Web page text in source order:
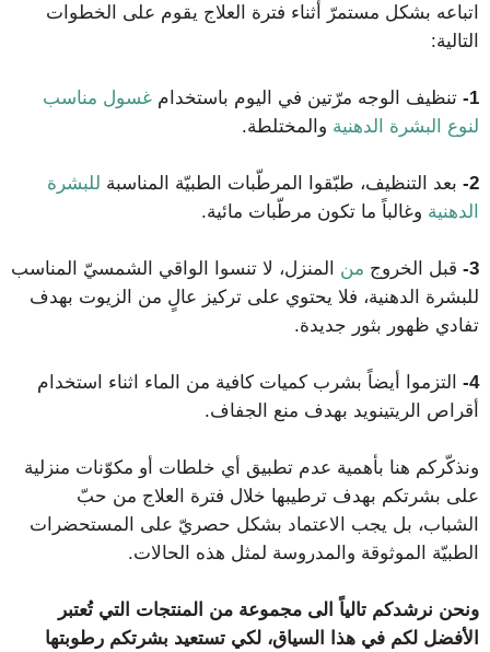
اتباعه بشكل مستمرّ أثناء فترة العلاج يقوم على الخطوات
التالية:
1- تنظيف الوجه مرّتين في اليوم باستخدام غسول مناسب
لنوع البشرة الدهنية والمختلطة.
2- بعد التنظيف، طبّقوا المرطّبات الطبيّة المناسبة للبشرة
الدهنية وغالباً ما تكون مرطّبات مائية.
3- قبل الخروج من المنزل، لا تنسوا الواقي الشمسيّ المناسب
للبشرة الدهنية، فلا يحتوي على تركيز عالٍ من الزيوت بهدف
تفادي ظهور بثور جديدة.
4-
التزموا أيضاً بشرب كميات كافية من الماء اثناء استخدام
أقراص الريتينويد بهدف منع الجفاف.
ونذكّركم هنا بأهمية عدم تطبيق أي خلطات أو مكوّنات منزلية
على بشرتكم بهدف ترطيبها خلال فترة العلاج من حبّ
الشباب، بل يجب الاعتماد بشكل حصريّ على المستحضرات
الطبيّة الموثوقة والمدروسة لمثل هذه الحالات.
ونحن نرشدكم تالياً الى مجموعة من المنتجات التي تُعتبر
الأفضل لكم في هذا السياق، لكي تستعيد بشرتكم رطوبتها